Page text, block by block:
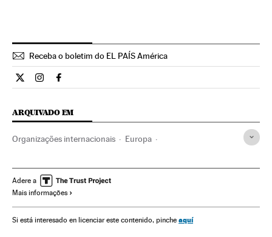
Receba o boletim do EL PAÍS América
Internacional El País Brasil en Twitter
Internacional El País Brasil en Instagram
Internacional El País Brasil en Facebook
ARQUIVADO EM
Organizações internacionais Europa
Benjamin Netanyahu Israel
Geopolítica
Política exterior Ásia
Adere a
Mais informações
Si está interesado en licenciar este contenido, pinche aquí